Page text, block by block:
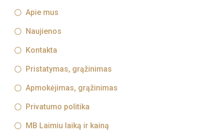
Apie mus
Naujienos
Kontakta
Pristatymas, grąžinimas
Apmokėjimas, grąžinimas
Privatumo politika
MB Laimiu laiką ir kainą